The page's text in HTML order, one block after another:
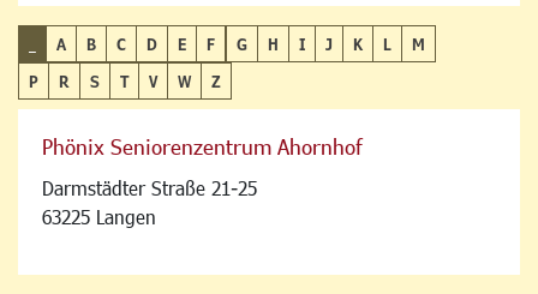
A B C D E F G H I J K L
M
P
R S T V W Z
Phönix Seniorenzentrum Ahornhof
Darmstädter Straße 21-25
63225 Langen